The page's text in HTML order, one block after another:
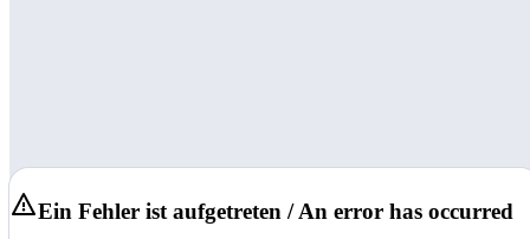
Ein Fehler ist aufgetreten / An error has occurred